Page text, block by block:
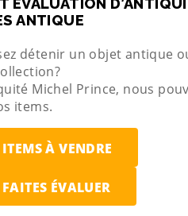
ANTIQUE
détenir un objet antique
Michel Prince, nous
items.
ITEMS À VENDRE
FAITES ÉVALUER